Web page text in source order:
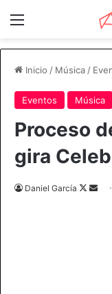
Menú
Inicio / Música /
Eventos Música
Proceso
gira
Daniel García
Follow